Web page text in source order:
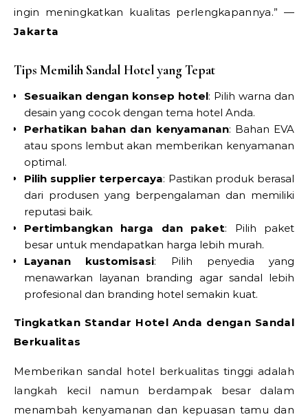
ingin meningkatkan kualitas perlengkapannya.” —
Jakarta
Tips Memilih Sandal Hotel yang Tepat
Sesuaikan dengan konsep hotel: Pilih warna dan
desain yang cocok dengan tema hotel Anda.
Perhatikan bahan dan kenyamanan: Bahan EVA
atau spons lembut akan memberikan kenyamanan
optimal.
Pilih supplier terpercaya: Pastikan produk berasal
dari produsen yang berpengalaman dan memiliki
reputasi baik.
Pertimbangkan harga dan paket: Pilih paket
besar untuk mendapatkan harga lebih murah.
Layanan kustomisasi: Pilih penyedia yang
menawarkan layanan branding agar sandal lebih
profesional dan branding hotel semakin kuat.
Tingkatkan Standar Hotel Anda dengan Sandal
Berkualitas
Memberikan sandal hotel berkualitas tinggi adalah
langkah kecil namun berdampak besar dalam
menambah kenyamanan dan kepuasan tamu dan